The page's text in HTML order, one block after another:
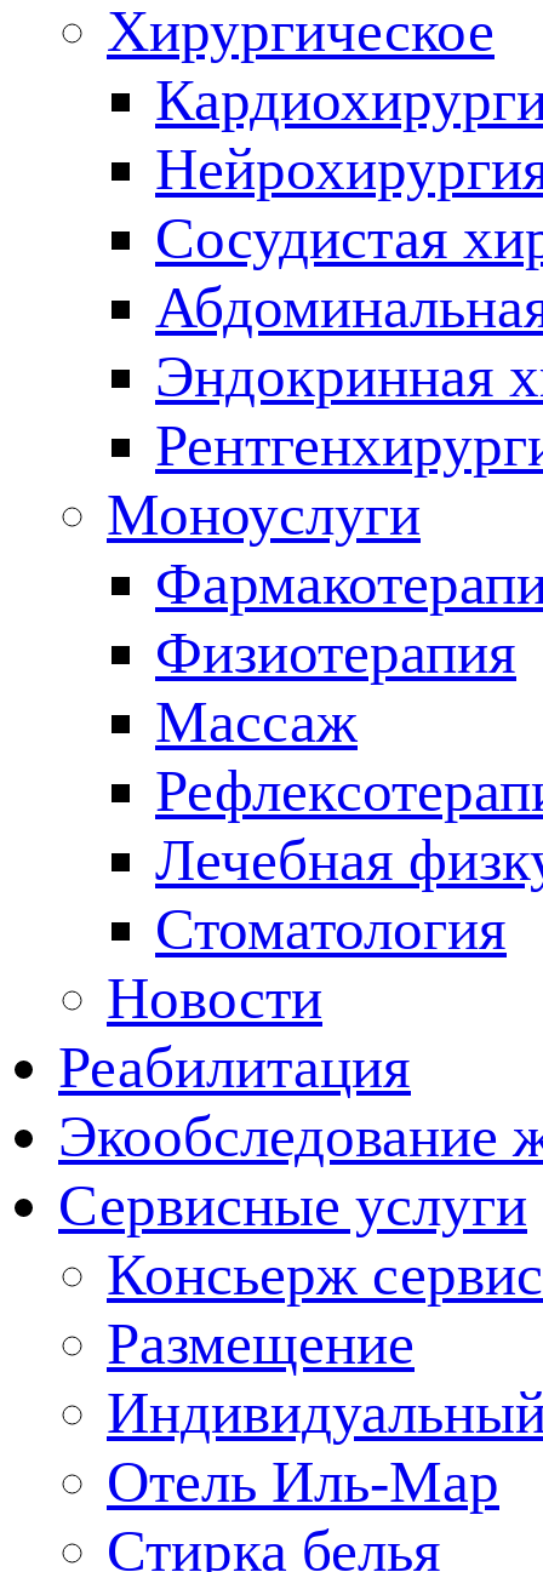
Хирургическое
Сосудистая
Эндокринная
Моноуслуги
Физиотерапия
Массаж
Лечебная
Стоматология
Новости
Реабилитация
Экообследование
Сервисные услуги
Консьерж сервис
Размещение
Отель Иль-Мар
Стирка белья